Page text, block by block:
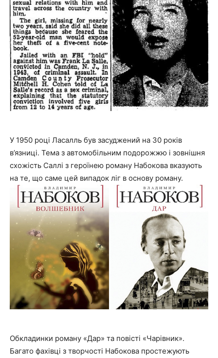
У 1950 році Ласалль був засуджений на 30 років
в’язниці. Тема з автомобільним подорожжю і зовнішня
схожість Саллі з героїнею роману Набокова вказують
на те, що саме цей випадок ліг в основу роману.
Обкладинки роману «Дар» та повісті «Чарівник».
Багато фахівці з творчості Набокова простежують